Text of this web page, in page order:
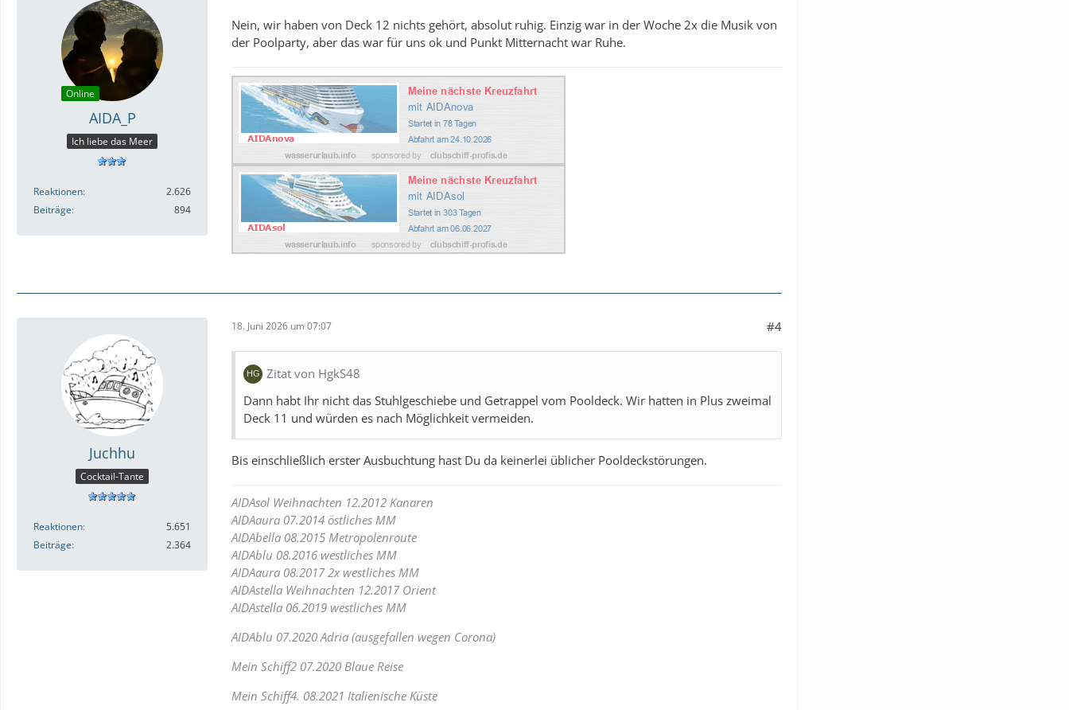
Online
AIDA_P
Ich liebe das Meer
Reaktionen
2.626
Beiträge
894
Nein, wir haben von Deck 12 nichts gehört, absolut ruhig. Einzig war in der Woche 2x die Musik von
der Poolparty, aber das war für uns ok und Punkt Mitternacht war Ruhe.
Juchhu
Cocktail-Tante
Reaktionen
5.651
Beiträge
2.364
18. Juni 2026 um 07:07 #4
Zitat von HgkS48
Dann habt Ihr nicht das Stuhlgeschiebe und Getrappel vom Pooldeck. Wir hatten in Plus zweimal
Deck 11 und würden es nach Möglichkeit vermeiden.
Bis einschließlich erster Ausbuchtung hast Du da keinerlei üblicher Pooldeckstörungen.
AIDAsol Weihnachten 12.2012 Kanaren
AIDAaura 07.2014 östliches MM
AIDAbella 08.2015 Metropolenroute
AIDAblu 08.2016 westliches MM
AIDAaura 08.2017 2x westliches MM
AIDAstella Weihnachten 12.2017 Orient
AIDAstella 06.2019 westliches MM
AIDAblu 07.2020 Adria (ausgefallen wegen Corona)
Mein Schiff2 07.2020 Blaue Reise
Mein Schiff4. 08.2021 Italienische Küste